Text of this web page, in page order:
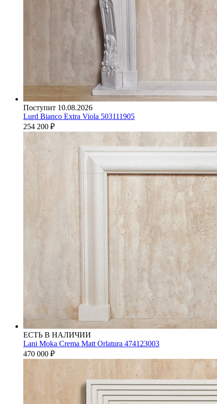
Поступит 10.08.2026
Lurd Bianco Extra Viola 503111905
254 200 ₽
ЕСТЬ В НАЛИЧИИ
Lani Moka Crema Matt Orlatura 474123003
470 000 ₽